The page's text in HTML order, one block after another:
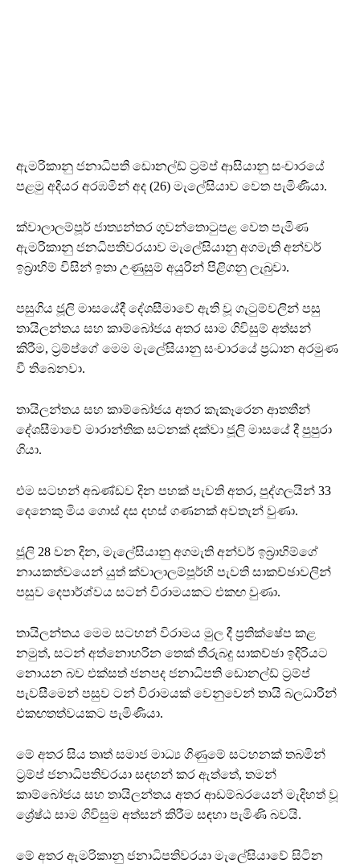
ඇමරිකානු ජනාධිපති ඩොනල්ඩ් ට්‍රම්ප් ආසියානු සංචාරයේ
පළමු අදියර අරඹමින් අද (26) මැලේසියාව වෙත පැමිණියා.
ක්වාලාලම්පූර් ජාත්‍යන්තර ගුවන්තොටුපළ වෙත පැමිණ
ඇමරිකානු ජනධිපතිවරයාව මැලේසියානු අගමැති අන්වර්
ඉබ්‍රාහිම් විසින් ඉතා උණුසුම් අයුරින් පිළිගනු ලැබුවා.
පසුගිය ජූලි මාසයේදී දේශසීමාවේ ඇති වූ ගැටුම්වලින් පසු
තායිලන්තය සහ කාම්බෝජය අතර සාම ගිවිසුම් අත්සන්
කිරීම, ට්‍රම්ප්ගේ මෙම මැලේසියානු සංචාරයේ ප්‍රධාන අරමුණ
වී තිබෙනවා.
තායිලන්තය සහ කාම්බෝජය අතර කැකෑරෙන ආතතීන්
දේශසීමාවේ මාරාන්තික සටනක් දක්වා ජූලි මාසයේ දී පුපුරා
ගියා.
එම සටහන් අඛණ්ඩව දින පහක් පැවති අතර, පුද්ගලයින් 33
දෙනෙකු මිය ගොස් දස දහස් ගණනක් අවතැන් වුණා.
ජූලි 28 වන දින, මැලේසියානු අගමැති අන්වර් ඉබ්‍රාහිම්ගේ
නායකත්වයෙන් යුත් ක්වාලාලම්පූර්හි පැවති සාකච්ඡාවලින්
පසුව දෙපාර්ශ්වය සටන් විරාමයකට එකඟ වුණා.
තායිලන්තය මෙම සටහන් විරාමය මුල දී ප්‍රතික්ෂේප කළ
නමුත්, සටන් අත්නොහරින තෙක් තීරුබදු සාකච්ඡා ඉදිරියට
නොයන බව එක්සත් ජනපද ජනාධිපති ඩොනල්ඩ් ට්‍රම්ප්
පැවසීමෙන් පසුව ටන් විරාමයක් වෙනුවෙන් තායි බලධාරීන්
එකඟතත්වයකට පැමිණියා.
මේ අතර සිය තෘත් සමාජ මාධ්‍ය ගිණුමේ සටහනක් තබමින්
ට්‍රම්ප් ජනාධිපතිවරයා සඳහන් කර ඇත්තේ, තමන්
කාම්බෝජය සහ තායිලන්තය අතර ආඩම්බරයෙන් මැදිහත් වූ
ශ්‍රේෂ්ඨ සාම ගිවිසුම අත්සන් කිරීම සඳහා පැමිණි බවයි.
මේ අතර ඇමරිකානු ජනාධිපතිවරයා මැලේසියාවේ සිටින